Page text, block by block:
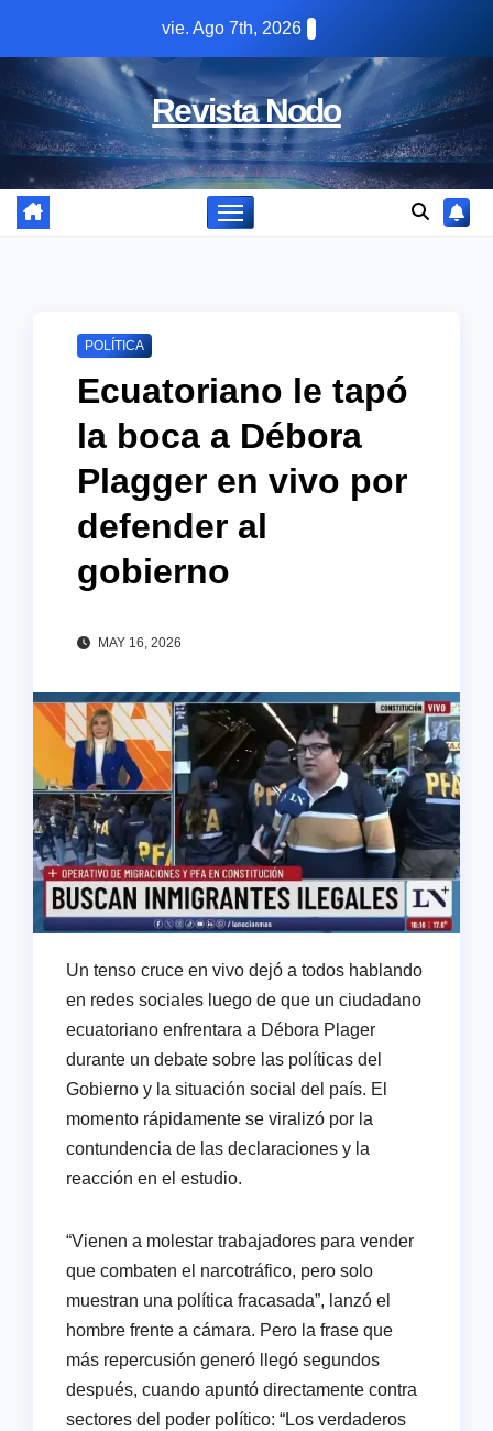
content
vie. Ago 7th, 2026
Revista Nodo
POLÍTICA
Ecuatoriano le tapó
la boca a Débora
Plagger en vivo por
defender al
gobierno
MAY 16, 2026
Un tenso cruce en vivo dejó a todos hablando
en redes sociales luego de que un ciudadano
ecuatoriano enfrentara a Débora Plager
durante un debate sobre las políticas del
Gobierno y la situación social del país. El
momento rápidamente se viralizó por la
contundencia de las declaraciones y la
reacción en el estudio.
“Vienen a molestar trabajadores para vender
que combaten el narcotráfico, pero solo
muestran una política fracasada”, lanzó el
hombre frente a cámara. Pero la frase que
más repercusión generó llegó segundos
después, cuando apuntó directamente contra
sectores del poder político: “Los verdaderos